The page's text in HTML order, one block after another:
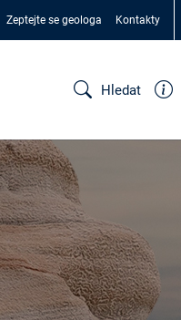
Zeptejte se geologa Kontakty
Hledat